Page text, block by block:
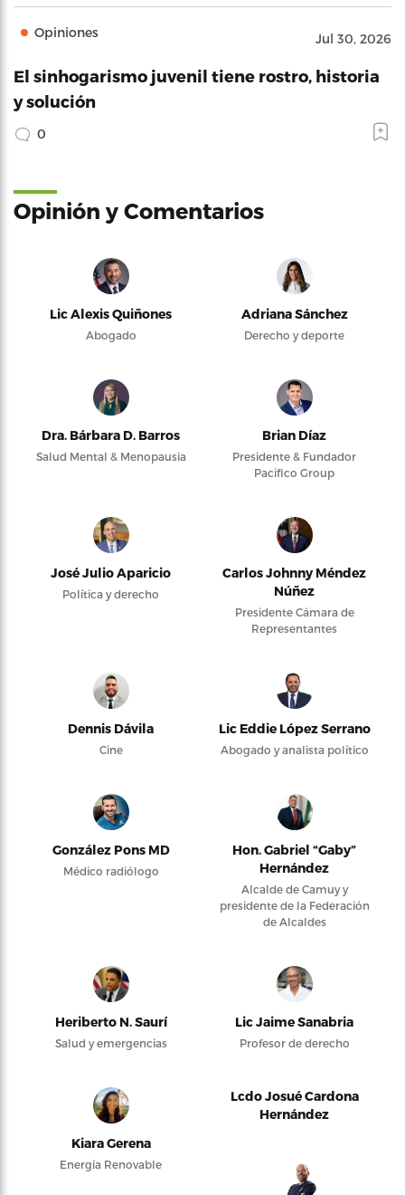
Opiniones Jul 30, 2026
El sinhogarismo juvenil tiene rostro, historia
y solución
0
Opinión y Comentarios
Lic Alexis Quiñones
Abogado
Adriana Sánchez
Derecho y deporte
Dra. Bárbara D. Barros
Salud Mental & Menopausia
Brian Díaz
Presidente & Fundador
Pacifico Group
José Julio Aparicio
Política y derecho
Carlos Johnny Méndez
Núñez
Presidente Cámara de
Representantes
Dennis Dávila
Cine
Lic Eddie López Serrano
Abogado y analista político
González Pons MD
Médico radiólogo
Hon. Gabriel “Gaby”
Hernández
Alcalde de Camuy y
presidente de la Federación
de Alcaldes
Heriberto N. Saurí
Salud y emergencias
Lic Jaime Sanabria
Profesor de derecho
Kiara Gerena
Energía Renovable
Lcdo Josué Cardona
Hernández